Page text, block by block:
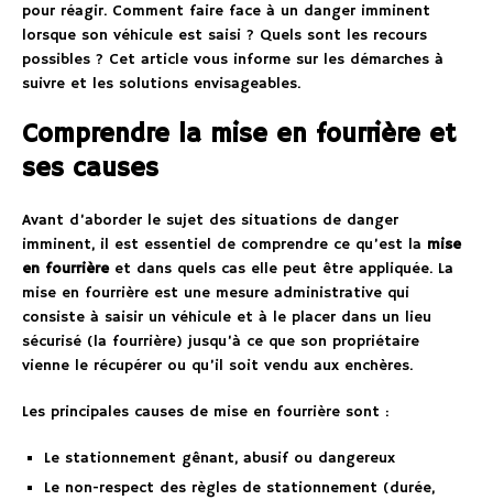
pour réagir. Comment faire face à un danger imminent
lorsque son véhicule est saisi ? Quels sont les recours
possibles ? Cet article vous informe sur les démarches à
suivre et les solutions envisageables.
Comprendre la mise en fourrière et
ses causes
Avant d’aborder le sujet des situations de danger
imminent, il est essentiel de comprendre ce qu’est la mise
en fourrièreet dans quels cas elle peut être appliquée. La
mise en fourrière est une mesure administrative qui
consiste à saisir un véhicule et à le placer dans un lieu
sécurisé (la fourrière) jusqu’à ce que son propriétaire
vienne le récupérer ou qu’il soit vendu aux enchères.
Les principales causes de mise en fourrière sont :
Le stationnement gênant, abusif ou dangereux
Le non-respect des règles de stationnement (durée,